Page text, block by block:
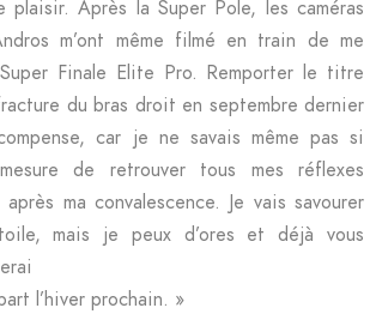
Après la Super Pole, les caméras
m’ont même filmé en train de me
Finale Elite Pro. Remporter le titre
du bras droit en septembre dernier
car je ne savais même pas si
de retrouver tous mes réflexes
ma convalescence. Je vais savourer
mais je peux d’ores et déjà vous
l’hiver prochain. »